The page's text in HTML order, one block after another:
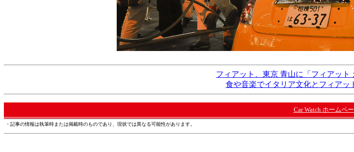
フィアット、東京 青山に「フィアット
食や音楽でイタリア文化とフィアッ
Car Watch ホームペ
・記事の情報は執筆時または掲載時のものであり、現状では異なる可能性があります。